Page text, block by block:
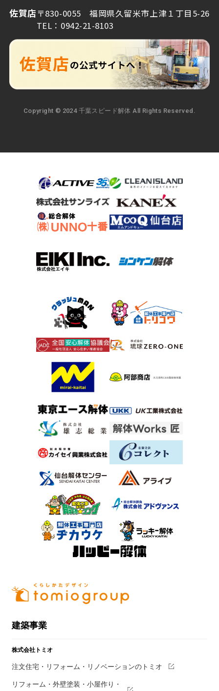
佐賀店〒830-0055 福岡県久留米市上津１丁目5-26
TEL：0942-21-8103
Copyright © 2024 千葉スピード解体 All Rights Reserved.
建築事業
株式会社トミオ
注文住宅・リフォーム・リノベーションのトミオ
リフォーム・外壁塗装・小屋作り・